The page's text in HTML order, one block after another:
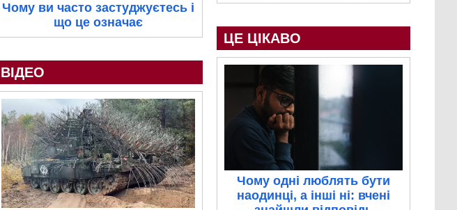
Чому ви часто застуджуєтесь і
що це означає
ВІДЕО
ЦЕ ЦІКАВО
Чому одні люблять бути
наодинці, а інші ні: вчені